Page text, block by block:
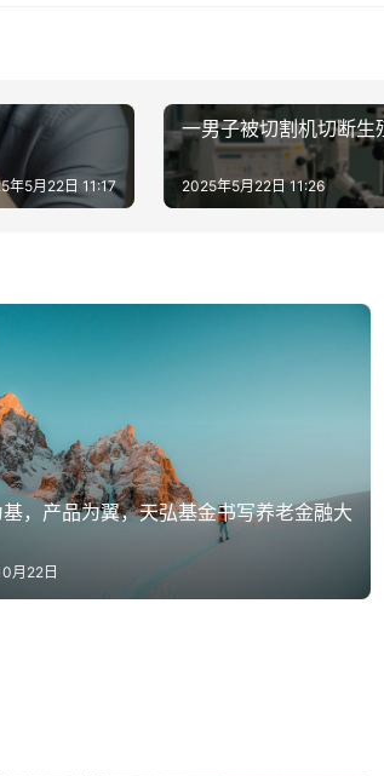
年5月22日 11:17
一男子被切割机切断
2025年5月22日 11:26
，产品为翼，天弘基金书写养老金融大
月22日